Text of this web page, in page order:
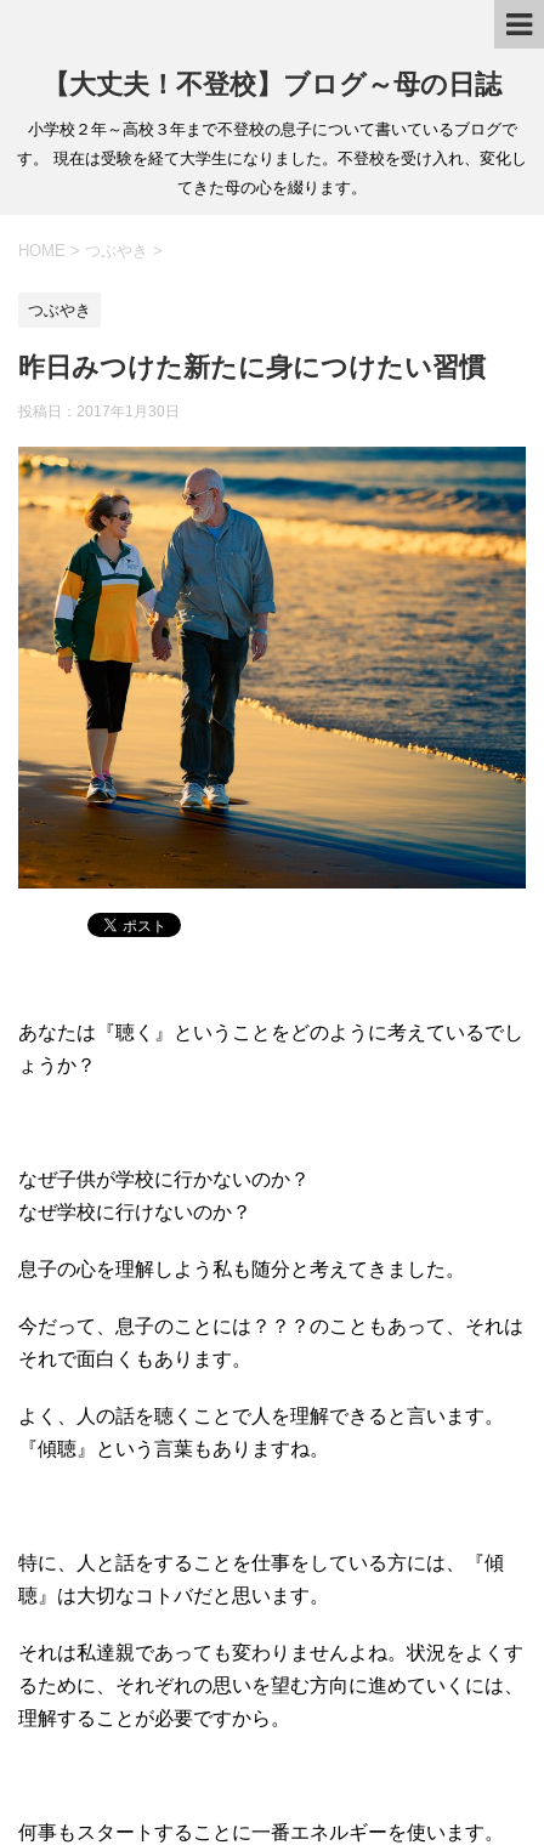
【大丈夫！不登校】ブログ～母の日誌
小学校２年～高校３年まで不登校の息子について書いているブログで
す。 現在は受験を経て大学生になりました。不登校を受け入れ、変化し
てきた母の心を綴ります。
HOME > つぶやき >
つぶやき
昨日みつけた新たに身につけたい習慣
投稿日：2017年1月30日
あなたは『聴く』ということをどのように考えているでし
ょうか？
なぜ子供が学校に行かないのか？
なぜ学校に行けないのか？
息子の心を理解しよう私も随分と考えてきました。
今だって、息子のことには？？？のこともあって、それは
それで面白くもあります。
よく、人の話を聴くことで人を理解できると言います。
『傾聴』という言葉もありますね。
特に、人と話をすることを仕事をしている方には、『傾
聴』は大切なコトバだと思います。
それは私達親であっても変わりませんよね。状況をよくす
るために、それぞれの思いを望む方向に進めていくには、
理解することが必要ですから。
何事もスタートすることに一番エネルギーを使います。